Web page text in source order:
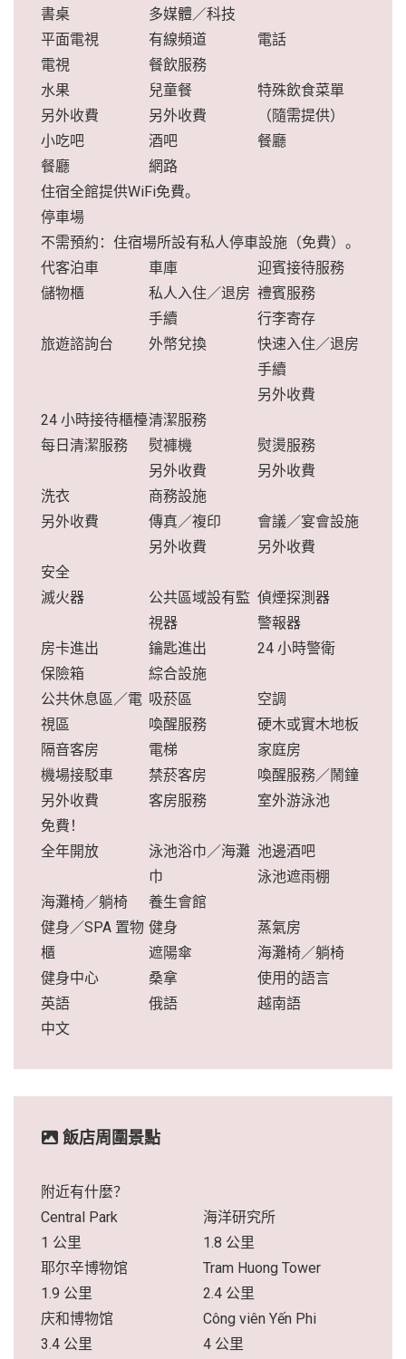
書桌
多媒體／科技
平面電視
有線頻道
電話
電視
餐飲服務
水果
另外收費
兒童餐
另外收費
特殊飲食菜單
（隨需提供）
小吃吧
酒吧
餐廳
餐廳
網路
住宿全館提供WiFi免費。
停車場
不需預約：住宿場所設有私人停車設施（免費）。
代客泊車
車庫
迎賓接待服務
儲物櫃
私人入住／退房
手續
禮賓服務
行李寄存
旅遊諮詢台
外幣兌換
快速入住／退房
手續
另外收費
24 小時接待櫃檯清潔服務
每日清潔服務
熨褲機
另外收費
熨燙服務
另外收費
洗衣
另外收費
商務設施
傳真／複印
另外收費
會議／宴會設施
另外收費
安全
滅火器
公共區域設有監
視器
偵煙探測器
警報器
房卡進出
鑰匙進出
24 小時警衛
保險箱
綜合設施
公共休息區／電
視區
吸菸區
空調
喚醒服務
硬木或實木地板
隔音客房
電梯
家庭房
機場接駁車
另外收費
禁菸客房
喚醒服務／鬧鐘
客房服務
室外游泳池
免費！
全年開放
泳池浴巾／海灘
巾
池邊酒吧
泳池遮雨棚
海灘椅／躺椅
養生會館
健身／SPA 置物
櫃
健身
蒸氣房
遮陽傘
海灘椅／躺椅
健身中心
桑拿
使用的語言
英語
俄語
越南語
中文
飯店周圍景點
附近有什麼？
Central Park
1 公里
海洋研究所
1.8 公里
耶尔辛博物馆
1.9 公里
Tram Huong Tower
2.4 公里
庆和博物馆
3.4 公里
Công viên Yến Phi
4 公里